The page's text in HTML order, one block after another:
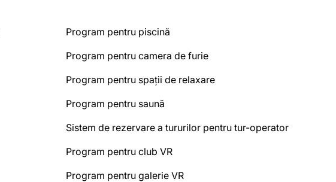
Program pentru piscină
Program pentru camera de furie
Program pentru spații de relaxare
Program pentru saună
Sistem de rezervare a tururilor pentru tur-operator
Program pentru club VR
Program pentru galerie VR